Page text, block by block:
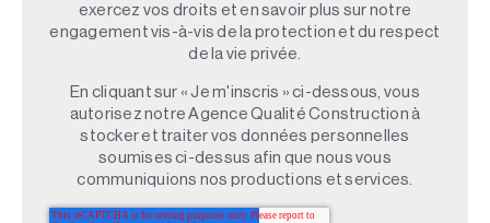
exercez vos droits et en savoir plus sur notre
engagement vis-à-vis de la protection et du respect
de la vie privée.
En cliquant sur « Je m'inscris » ci-dessous, vous
autorisez notre Agence Qualité Construction à
stocker et traiter vos données personnelles
soumises ci-dessus afin que nous vous
communiquions nos productions et services.